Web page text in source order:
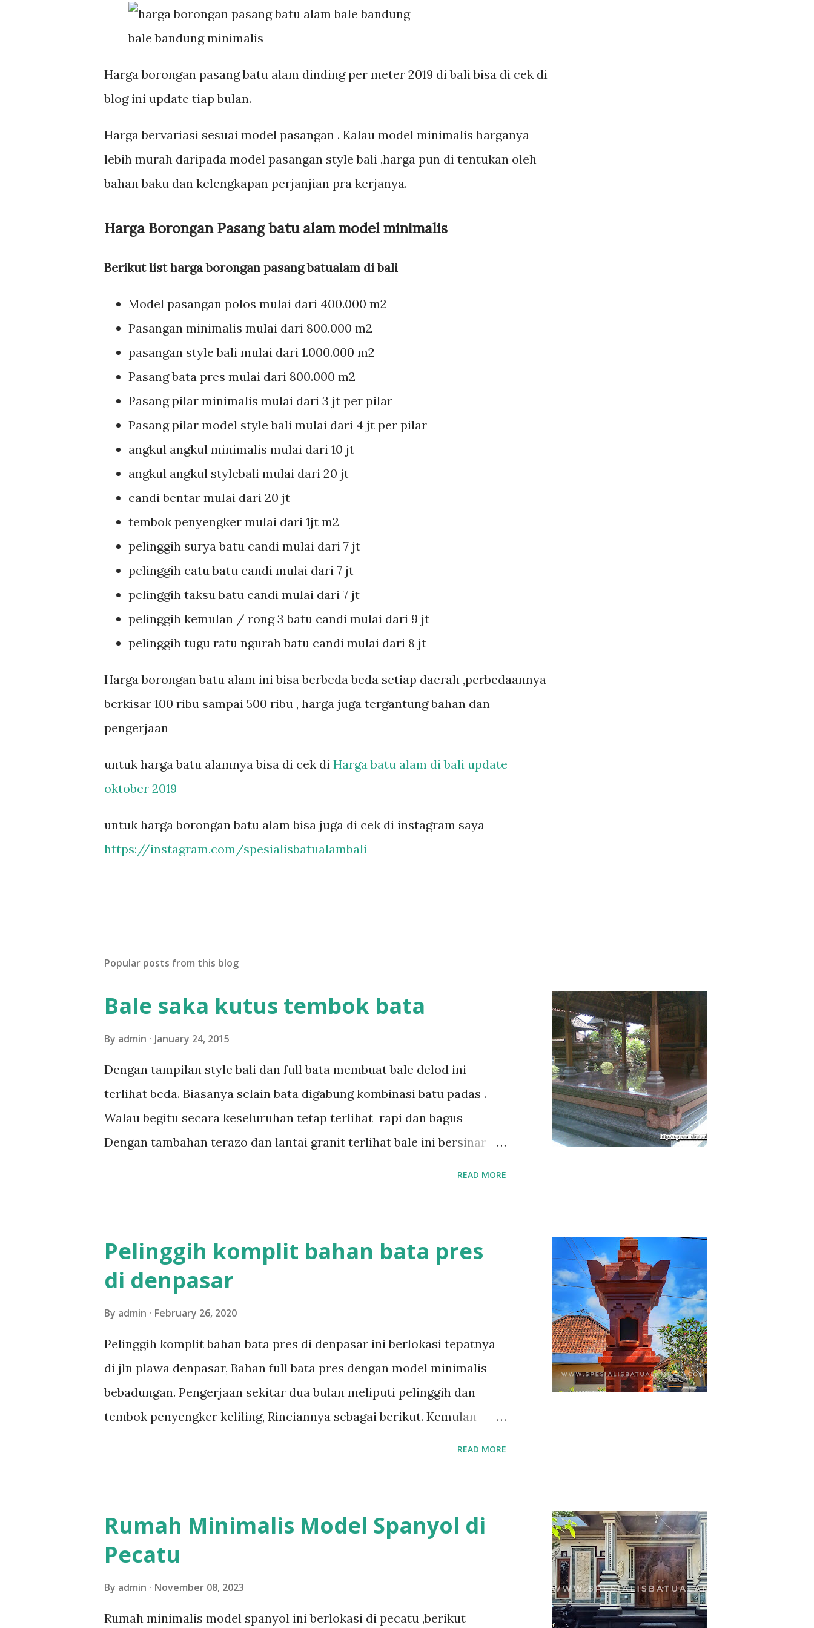
bale bandung minimalis
Harga borongan pasang batu alam dinding per meter 2019 di bali bisa di cek di
blog ini update tiap bulan.
Harga bervariasi sesuai model pasangan . Kalau model minimalis harganya
lebih murah daripada model pasangan style bali ,harga pun di tentukan oleh
bahan baku dan kelengkapan perjanjian pra kerjanya.
Harga Borongan Pasang batu alam model minimalis
Berikut list harga borongan pasang batualam di bali
Model pasangan polos mulai dari 400.000 m2
Pasangan minimalis mulai dari 800.000 m2
pasangan style bali mulai dari 1.000.000 m2
Pasang bata pres mulai dari 800.000 m2
Pasang pilar minimalis mulai dari 3 jt per pilar
Pasang pilar model style bali mulai dari 4 jt per pilar
angkul angkul minimalis mulai dari 10 jt
angkul angkul stylebali mulai dari 20 jt
candi bentar mulai dari 20 jt
tembok penyengker mulai dari 1jt m2
pelinggih surya batu candi mulai dari 7 jt
pelinggih catu batu candi mulai dari 7 jt
pelinggih taksu batu candi mulai dari 7 jt
pelinggih kemulan / rong 3 batu candi mulai dari 9 jt
pelinggih tugu ratu ngurah batu candi mulai dari 8 jt
Harga borongan batu alam ini bisa berbeda beda setiap daerah ,perbedaannya
berkisar 100 ribu sampai 500 ribu , harga juga tergantung bahan dan
pengerjaan
untuk harga batu alamnya bisa di cek di Harga batu alam di bali update
oktober 2019
untuk harga borongan batu alam bisa juga di cek di instagram saya
https://instagram.com/spesialisbatualambali
Popular posts from this blog
Bale saka kutus tembok bata
By admin January 24, 2015
Dengan tampilan style bali dan full bata membuat bale delod ini
terlihat beda. Biasanya selain bata digabung kombinasi batu padas .
Walau begitu secara keseluruhan tetap terlihat rapi dan bagus
Dengan tambahan terazo dan lantai granit terlihat bale ini bersinar
READ MORE
Pelinggih komplit bahan bata pres
di denpasar
By admin February 26, 2020
Pelinggih komplit bahan bata pres di denpasar ini berlokasi tepatnya
di jln plawa denpasar, Bahan full bata pres dengan model minimalis
bebadungan. Pengerjaan sekitar dua bulan meliputi pelinggih dan
tembok penyengker keliling, Rinciannya sebagai berikut. Kemulan
dilihat di bawah ini Untuk model bangunan bali bahan bata pres bisa
dilihat di tautan sebagai berikut Semua postingan tentang bata pres
Untuk mendapatkan diskon 5 persen bisa follow ,like dan subscribe
channel youtube kami di
https://www.youtube.com/spesialisbatualambali untuk yang tidak
READ MORE
Rumah Minimalis Model Spanyol di
Pecatu
By admin November 08, 2023
Rumah minimalis model spanyol ini berlokasi di pecatu ,berikut